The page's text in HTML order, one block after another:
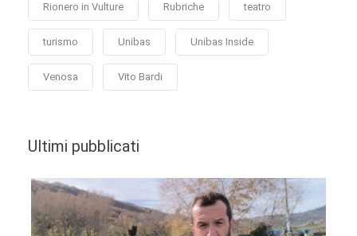
Rionero in Vulture Rubriche teatro
turismo Unibas Unibas Inside
Venosa Vito Bardi
Ultimi pubblicati